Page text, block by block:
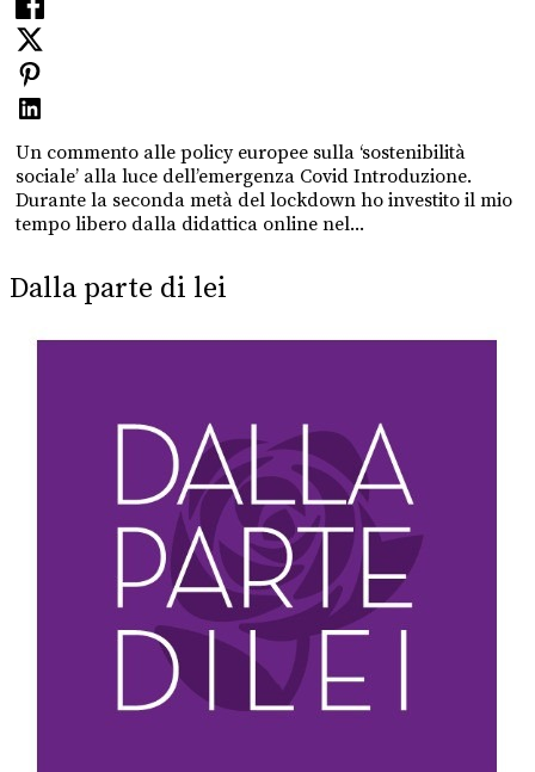
Un commento alle policy europee sulla ‘sostenibilità
sociale’ alla luce dell’emergenza Covid Introduzione.
Durante la seconda metà del lockdown ho investito il mio
tempo libero dalla didattica online nel...
Dalla parte di lei